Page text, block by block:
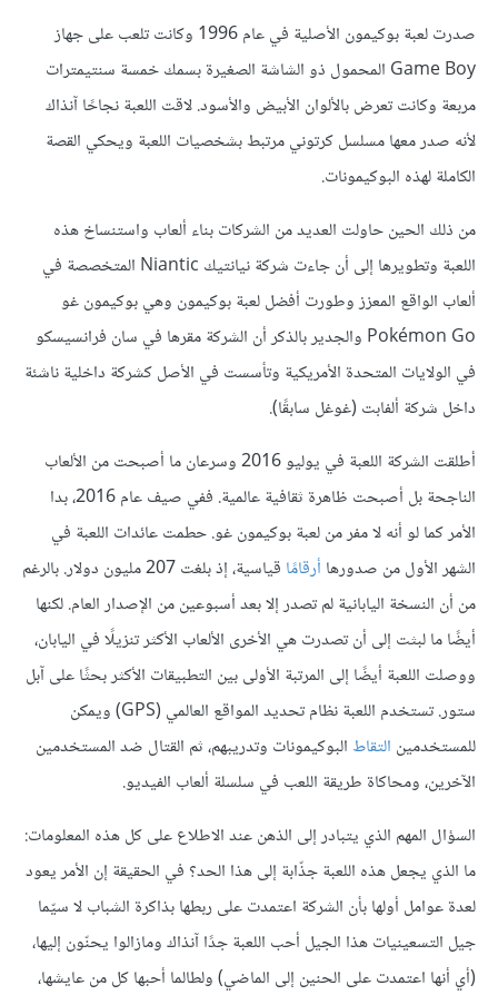
صدرت لعبة بوكيمون الأصلية في عام 1996 وكانت تلعب على جهاز
Game Boy المحمول ذو الشاشة الصغيرة بسمك خمسة سنتيمترات
مربعة وكانت تعرض بالألوان الأبيض والأسود. لاقت اللعبة نجاحًا آنذاك
لأنه صدر معها مسلسل كرتوني مرتبط بشخصيات اللعبة ويحكي القصة
الكاملة لهذه البوكيمونات.
من ذلك الحين حاولت العديد من الشركات بناء ألعاب واستنساخ هذه
اللعبة وتطويرها إلى أن جاءت شركة نيانتيك Niantic المتخصصة في
ألعاب الواقع المعزز وطورت أفضل لعبة بوكيمون وهي بوكيمون غو
Pokémon Go والجدير بالذكر أن الشركة مقرها في سان فرانسيسكو
في الولايات المتحدة الأمريكية وتأسست في الأصل كشركة داخلية ناشئة
داخل شركة ألفابت (غوغل سابقًا).
أطلقت الشركة اللعبة في يوليو 2016 وسرعان ما أصبحت من الألعاب
الناجحة بل أصبحت ظاهرة ثقافية عالمية. ففي صيف عام 2016، بدا
الأمر كما لو أنه لا مفر من لعبة بوكيمون غو. حطمت عائدات اللعبة في
الشهر الأول من صدورها أرقامًا
قياسية، إذ بلغت 207 مليون دولار. بالرغم
من أن النسخة اليابانية لم تصدر إلا بعد أسبوعين من الإصدار العام. لكنها
أيضًا ما لبثت إلى أن تصدرت هي الأخرى الألعاب الأكثر تنزيلًا في اليابان،
ووصلت اللعبة أيضًا إلى المرتبة الأولى بين التطبيقات الأكثر بحثًا على آبل
ستور. تستخدم اللعبة نظام تحديد المواقع العالمي (GPS) ويمكن
للمستخدمين التقاطالبوكيمونات وتدريبهم، ثم القتال ضد المستخدمين
الآخرين، ومحاكاة طريقة اللعب في سلسلة ألعاب الفيديو.
السؤال المهم الذي يتبادر إلى الذهن عند الاطلاع على كل هذه المعلومات:
ما الذي يجعل هذه اللعبة جذّابة إلى هذا الحد؟ في الحقيقة إن الأمر يعود
لعدة عوامل أولها بأن الشركة اعتمدت على ربطها بذاكرة الشباب لا سيّما
جيل التسعينيات هذا الجيل أحب اللعبة جدًا آنذاك ومازالوا يحنّون إليها،
(أي أنها اعتمدت على الحنين إلى الماضي) ولطالما أحبها كل من عايشها،